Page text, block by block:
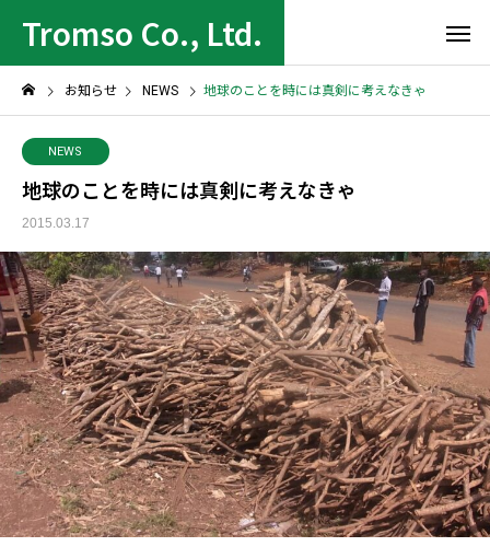
Tromso Co., Ltd.
お知らせ NEWS 地球のことを時には真剣に考えなきゃ
NEWS
地球のことを時には真剣に考えなきゃ
2015.03.17